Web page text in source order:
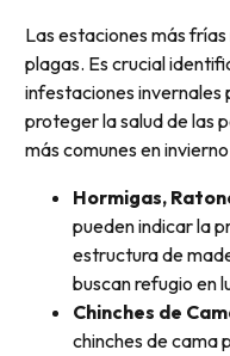
Las estaciones más
plagas. Es crucial
infestaciones
proteger la salud de las
más comunes en
Hormigas,
pueden indicar la
estructura de
buscan refugio en
Chinches de
chinches de cama